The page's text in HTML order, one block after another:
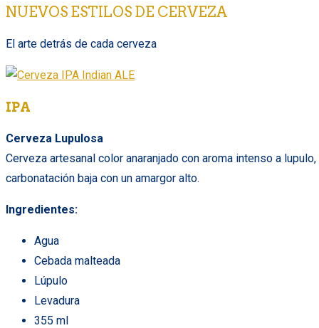
NUEVOS ESTILOS DE CERVEZA
El arte detrás de cada cerveza
IPA
Cerveza Lupulosa
Cerveza artesanal color anaranjado con aroma intenso a
carbonatación baja con un amargor alto.
Ingredientes:
Agua
Cebada malteada
Lúpulo
Levadura
355 ml